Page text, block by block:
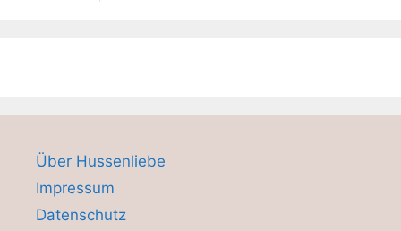
Über Hussenliebe
Impressum
Datenschutz